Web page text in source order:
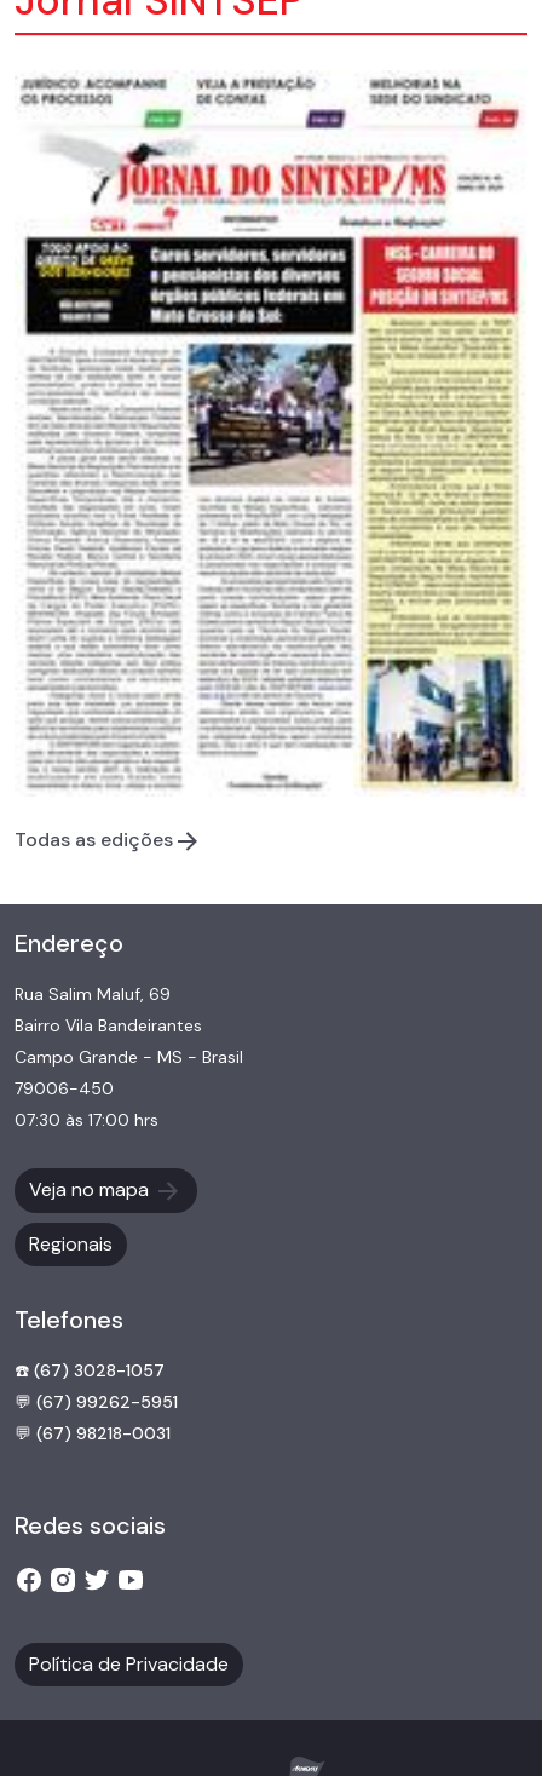
Todas as edições
Endereço
Rua Salim Maluf, 69
Bairro Vila Bandeirantes
Campo Grande - MS - Brasil
79006-450
07:30 às 17:00 hrs
Veja no mapa
Regionais
Telefones
☎️ (67) 3028-1057
💬 (67) 99262-5951
💬 (67) 98218-0031
Redes sociais
Política de Privacidade